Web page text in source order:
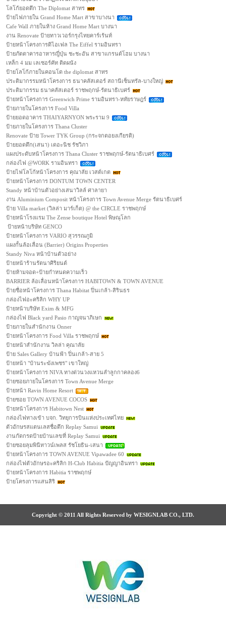
โลโก้ยอดตึก The Diplomat สาทร
ป้ายไฟภายใน Grand Home Mart สาขาบางนา
Cafe Wall ภายในห้าง Grand Home Mart บางนา
งาน Renovate ป้ายทาวเวอร์กรุงไทยคาร์เร้นท์
ป้ายหน้าโครงการดิไอเฟล The Eiffel รามอินทรา
ป้ายภัตตาคารอาหารญี่ปุ่น ชะชะอัน สาขาแกรนด์โฮม บางนา
เหล็ก 4 มม เลเซอร์คัท ติดผนัง
ป้ายโลโก้ภายในคอนโด the diplomat สาทร
ประติมากรรมหน้าโครงการ ธนาคลัสเตอร์ สถานีเซ็นทรัล-บางใหญ่
ประติมากรรม ธนาคลัสเตอร์ ราชพฤกษ์-รัตนาธิเบศร์
ป้ายหน้าโครงการ Greenwich Prime รามอินทรา-หทัยราษฎร์
ป้ายภายในโครงการ Food Villa
ป้ายยอดอาคาร THAIYARNYON พระราม 9
ป้ายภายในโครงการ Thana Cluster
Renovate ป้าย Tower TYK Group (กระจกตอยงเกียรติ)
ป้ายยอดตึก(เสนา) เดอะนิช รัชวิภา
แผงประดับหน้าโครงการ Thana Cluster ราชพฤกษ์-รัตนาธิเบศร์
กล่องไฟ @WORK รามอินทรา
ป้ายไฟโลโก้หน้าโครงการ คุณาลัย เวสต์เกต
ป้ายหน้าโครงการ DONTUM TOWN CENTER
Standy หน้าบ้านตัวอย่างเสนาวิลล์ ศาลายา
งาน Aluminium Composit หน้าโครงการ Town Avenue Merge รัตนาธิเบศร์
ป้าย Villa market (วิลล่า มาร์เก็ต) @ the CIRCLE ราชพฤกษ์
ป้ายหน้าโรงแรม The Zense boutique Hotel พิษณุโลก
ป้ายหน้าบริษัท GENCO
ป้ายหน้าโครงการ VARIO สุวรรณภูมิ
แผงกั้นล้อเลื่อน (Barrier) Origins Properties
Standy Niva หน้าบ้านตัวอย่าง
ป้ายหน้าร้านรัตนาศิริยนต์
ป้ายห้ามจอด+ป้ายกำหนดความเร็ว
BARRIER ล้อเลื่อนหน้าโครงการ HABITOWN & TOWN AVENUE
ป้ายชื่อหน้าโครงการ Thana Habitat ปิ่นเกล้า-สิรินธร
กล่องไฟอะคริลิก WHY UP
ป้ายหน้าบริษัท Exim & MFG
กล่องไฟ Black yard Pasio กาญจนาภิเษก
ป้ายภายในสำนักงาน Onner
ป้ายหน้าโครงการ Food Villa ราชพฤกษ์
ป้ายหน้าสำนักงาน วิลล่า คุณาลัย
ป้าย Sales Gallery บ้านฟ้า ปิ่นเกล้า-สาย 5
ป้ายหน้า "บ้านระฆังเพชร" เขาใหญ่
ป้ายหน้าโครงการ NIVA ทางด่วนวงแหวนลำลูกกาคลอง6
ป้ายซอยภายในโครงการ Town Avenue Merge
ป้ายหน้า Ravin Home Resort
ป้ายซอย TOWN AVENUE COCOS
ป้ายหน้าโครงการ Habitown Nest
กล่องไฟทางเข้า บจก. วิทยุการบินแห่งประเทศไทย
ตัวอักษรสแตนเลสชื่อตึก Replay Samui
งานกัดกรดป้ายบ้านเลขที่ Replay Samui
ป้ายซอยลุมพินีทาวน์เพลส รัชโยธิน-เสนา
ป้ายหน้าโครงการ TOWN AVENUE Vipawadee 60
กล่องไฟตัวอักษรอะคริลิก H-Club Habitia ปัญญาอินทรา
ป้ายหน้าโครงการ Habitia ราชพฤกษ์
ป้ายโครงการแสนสิริ
Copyright © 2011 All Rights Reserved by WESIGNLAB CO., LTD.